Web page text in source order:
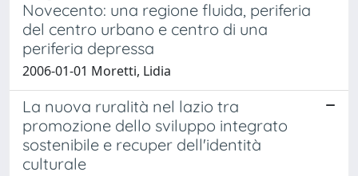
Novecento: una regione fluida, periferia
del centro urbano e centro di una
periferia depressa
2006-01-01 Moretti, Lidia
La nuova ruralità nel lazio tra
promozione dello sviluppo integrato
sostenibile e recuper dell'identità
culturale